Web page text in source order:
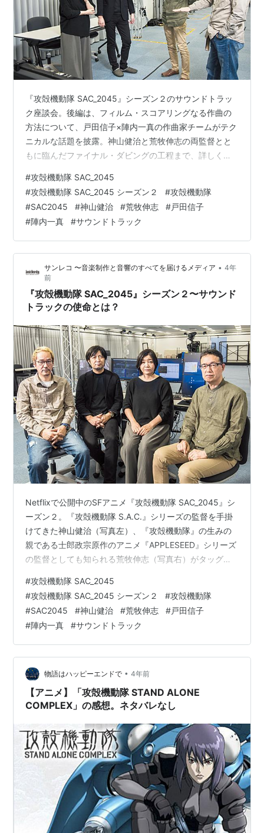
『攻殻機動隊 SAC_2045』シーズン２のサウンドトラッ
ク座談会。後編は、フィルム・スコアリングなる作曲の
方法について、戸田信子×陣内一真の作曲家チームがテク
ニカルな話題を披露。神山健治と荒牧伸志の両監督とと
もに臨んだファイナル・ダビングの工程まで、詳しく振
Obara インタビュー前編はこちら： まず“画のどこにど
んな音楽が必要か”を考案 ー監督お二方からは、既に完成
した映像を戸田さんと陣内さんへ送っていたのですか？
神山 尺はフィックスしているものの、アニメーションが
まだ完全でないものを送っていました。 …
#攻殻機動隊 SAC_2045
#攻殻機動隊 SAC_2045 シーズン２ #攻殻機動隊
#SAC2045 #神山健治 #荒牧伸志 #戸田信子
#陣内一真 #サウンドトラック
サンレコ 〜音楽制作と音響のすべてを届けるメディア • 4年
前
『攻殻機動隊 SAC_2045』シーズン２〜サウンド
トラックの使命とは？
Netflixで公開中のSFアニメ『攻殻機動隊 SAC_2045』シ
ーズン２。『攻殻機動隊 S.A.C.』シリーズの監督を手掛
けてきた神山健治（写真左）、『攻殻機動隊』の生みの
親である士郎政宗原作のアニメ『APPLESEED』シリーズ
の監督としても知られる荒牧伸志（写真右）がタッグを
作曲家チーム＝戸田信子（写真中央右）×陣内一真（同
左）との座談会を実施。まずは、アニメのテーマやサン
トラのあり方について語り合っていただいた。 Text：
Tsuji. Taichi Photo：Hiroki Obara アクション・シーン
に“意味”を与える理由 ー『…
#攻殻機動隊 SAC_2045
#攻殻機動隊 SAC_2045 シーズン２ #攻殻機動隊
#SAC2045 #神山健治 #荒牧伸志 #戸田信子
#陣内一真 #サウンドトラック
物語はハッピーエンドで • 4年前
【アニメ】「攻殻機動隊 STAND ALONE
COMPLEX」の感想。ネタバレなし